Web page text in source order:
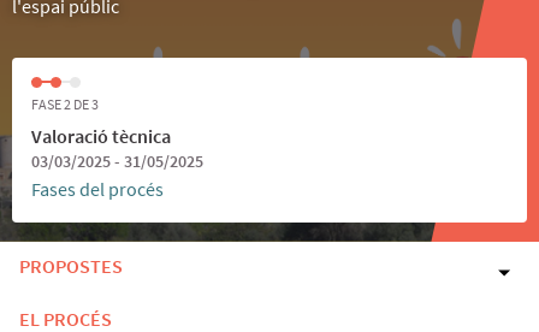
l'espai públic
FASE 2 DE 3
Valoració tècnica
03/03/2025 - 31/05/2025
Fases del procés
PROPOSTES
EL PROCÉS